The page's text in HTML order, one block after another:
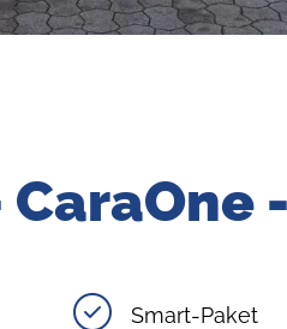
Smart-Paket